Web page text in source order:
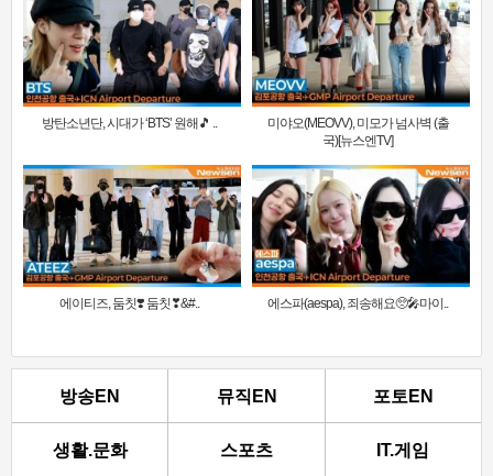
방탄소년단, 시대가 ‘BTS’ 원해🎵 ..
미야오(MEOVV), 미모가 넘사벽 (출
국)[뉴스엔TV]
에이티즈, 둠칫❣️ 둠칫❣&#.. 에스파(aespa), 죄송해요🥺🎤마이..
방송EN 뮤직EN 포토EN
생활.문화 스포츠 IT.게임